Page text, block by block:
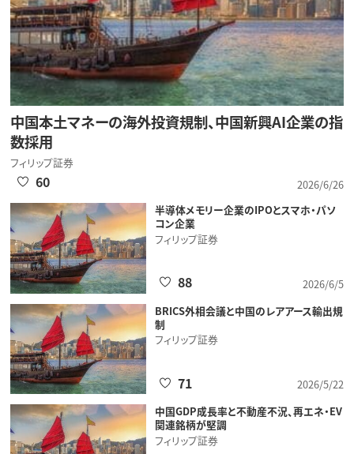
中国本土マネーの海外投資規制、中国新興AI企業の指
数採用
フィリップ証券
2026/6/26
60
半導体メモリー企業のIPOとスマホ・パソ
コン企業
フィリップ証券
2026/6/5
88
BRICS外相会議と中国のレアアース輸出規
制
フィリップ証券
2026/5/22
71
中国GDP成長率と不動産不況、再エネ・EV
関連銘柄が堅調
フィリップ証券